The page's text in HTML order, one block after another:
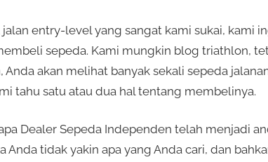
entry-level yang sangat kami sukai, kami
sepeda. Kami mungkin blog triathlon,
akan melihat banyak sekali sepeda
tahu satu atau dua hal tentang membelinya.
Dealer Sepeda Independen telah menjadi
Anda tidak yakin apa yang Anda cari, dan